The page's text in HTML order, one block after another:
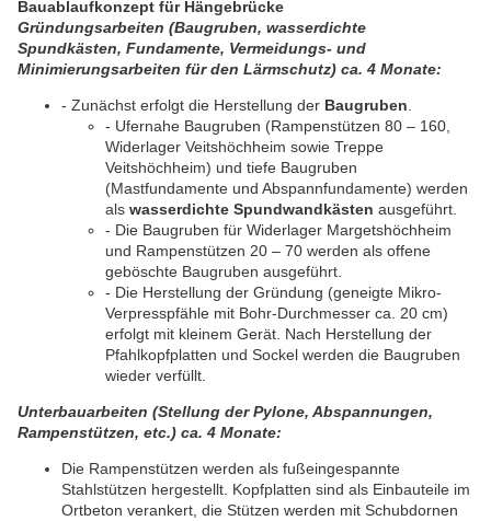
Bauablaufkonzept für Hängebrücke
Gründungsarbeiten (Baugruben, wasserdichte
Spundkästen, Fundamente, Vermeidungs- und
Minimierungsarbeiten für den Lärmschutz) ca. 4 Monate:
- Zunächst erfolgt die Herstellung der Baugruben
- Ufernahe Baugruben (Rampenstützen 80 – 160,
Widerlager Veitshöchheim sowie Treppe
Veitshöchheim) und tiefe Baugruben
(Mastfundamente und Abspannfundamente) werden
als wasserdichte Spundwandkästen ausgeführt.
- Die Baugruben für Widerlager Margetshöchheim
und Rampenstützen 20 – 70 werden als offene
geböschte Baugruben ausgeführt.
- Die Herstellung der Gründung (geneigte Mikro-
Verpresspfähle mit Bohr-Durchmesser ca. 20 cm)
erfolgt mit kleinem Gerät. Nach Herstellung der
Pfahlkopfplatten und Sockel werden die Baugruben
wieder verfüllt.
Unterbauarbeiten (Stellung der Pylone, Abspannungen,
Rampenstützen, etc.) ca. 4 Monate:
Die Rampenstützen werden als fußeingespannte
Stahlstützen hergestellt. Kopfplatten sind als Einbauteile im
Ortbeton verankert, die Stützen werden mit Schubdornen